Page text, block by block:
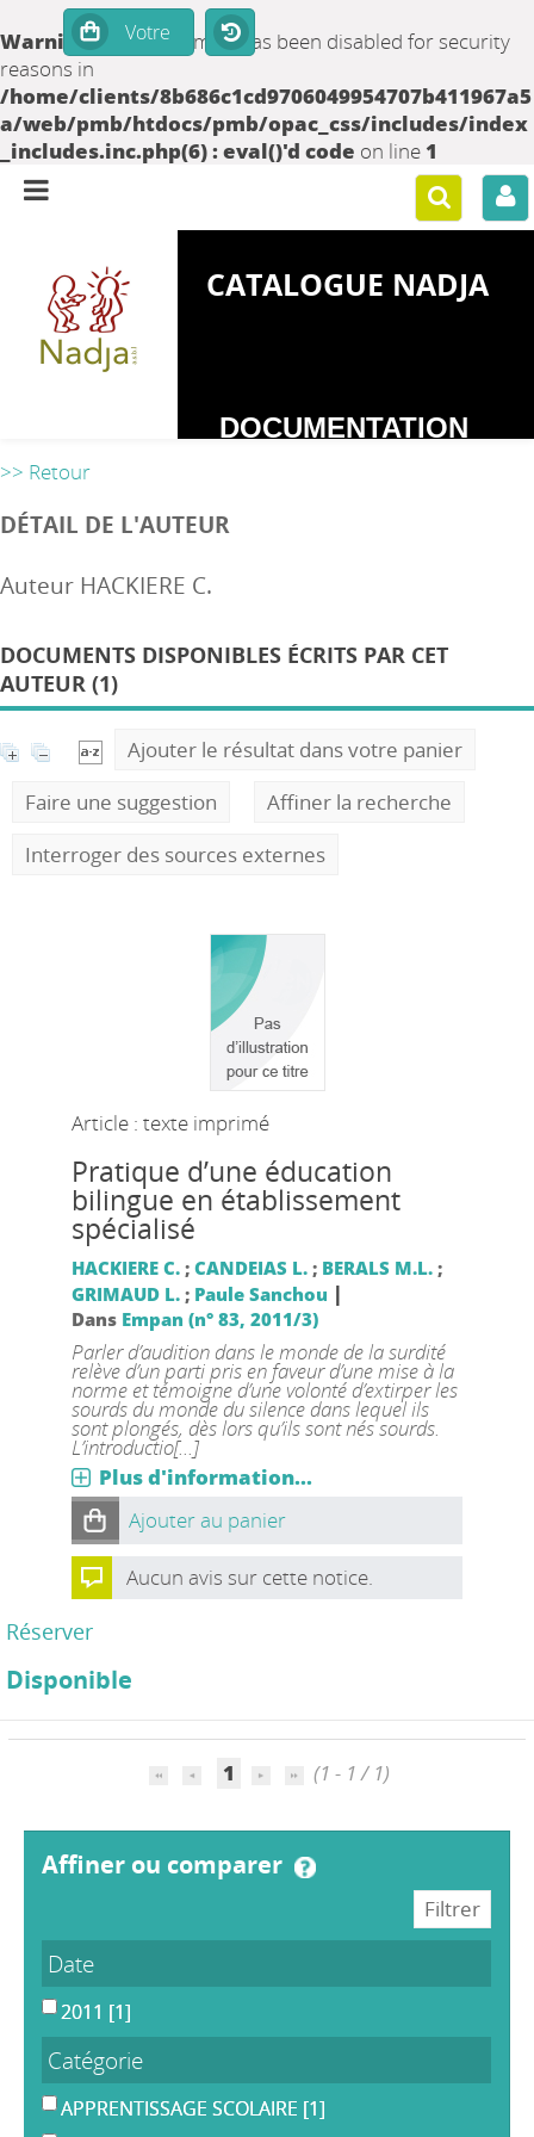
Warning: set_time_limit() has been disabled for security
reasons in
/home/clients/8b686c1cd9706049954707b411967a5
a/web/pmb/htdocs/pmb/opac_css/includes/index
_includes.inc.php(6) : eval()'d code on line 1
CATALOGUE NADJA
DOCUMENTATION
>> Retour
DÉTAIL DE L'AUTEUR
Auteur HACKIERE C.
DOCUMENTS DISPONIBLES ÉCRITS PAR CET
AUTEUR (1)
Ajouter le résultat dans votre panier
Faire une suggestion
Affiner la recherche
Interroger des sources externes
Article : texte imprimé
Pratique d’une éducation
bilingue en établissement
spécialisé
HACKIERE C.; CANDEIAS L.; BERALS M.L.;
GRIMAUD L.; Paule Sanchou |
Dans Empan (n° 83, 2011/3)
Parler d’audition dans le monde de la surdité
relève d’un parti pris en faveur d’une mise à la
norme et témoigne d’une volonté d’extirper les
sourds du monde du silence dans lequel ils
sont plongés, dès lors qu’ils sont nés sourds.
L’introductio[...]
Plus d'information...
Ajouter au panier
Aucun avis sur cette notice.
Réserver
Disponible
1 (1 - 1 / 1)
affiner ou comparer
Date
2011 [1]
Catégorie
APPRENTISSAGE SCOLAIRE [1]